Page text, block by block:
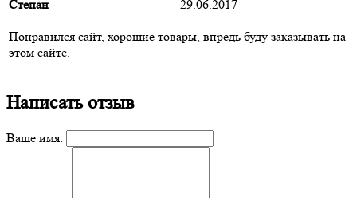
Степан 29.06.2017
Понравился сайт, хорошие товары, впредь буду заказывать на
этом сайте.
Написать отзыв
Ваше имя: